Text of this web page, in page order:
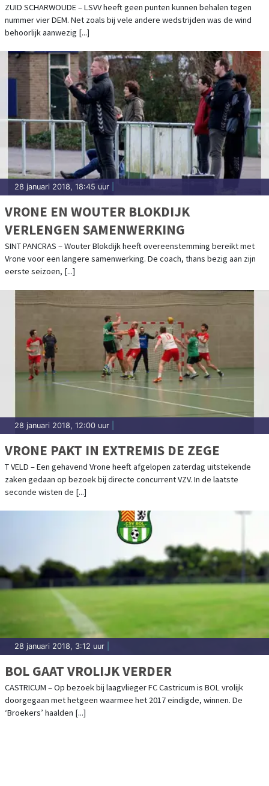
ZUID SCHARWOUDE – LSVV heeft geen punten kunnen behalen tegen
nummer vier DEM. Net zoals bij vele andere wedstrijden was de wind
behoorlijk aanwezig [...]
28 januari 2018, 18:45 uur
VRONE EN WOUTER BLOKDIJK
VERLENGEN SAMENWERKING
SINT PANCRAS – Wouter Blokdijk heeft overeenstemming bereikt met
Vrone voor een langere samenwerking. De coach, thans bezig aan zijn
eerste seizoen, [...]
28 januari 2018, 12:00 uur
VRONE PAKT IN EXTREMIS DE ZEGE
T VELD – Een gehavend Vrone heeft afgelopen zaterdag uitstekende
zaken gedaan op bezoek bij directe concurrent VZV. In de laatste
seconde wisten de [...]
28 januari 2018, 3:12 uur
BOL GAAT VROLIJK VERDER
CASTRICUM – Op bezoek bij laagvlieger FC Castricum is BOL vrolijk
doorgegaan met hetgeen waarmee het 2017 eindigde, winnen. De
‘Broekers’ haalden [...]